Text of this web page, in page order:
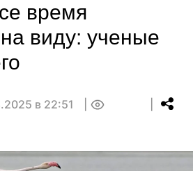
время
виду: ученые
в 22:51